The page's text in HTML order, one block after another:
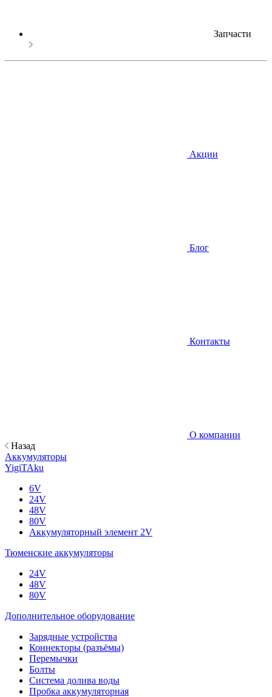
Запчасти
Акции
Блог
Контакты
О компании
Назад
Аккумуляторы
YigiTAku
6V
24V
48V
80V
Аккумуляторный элемент 2V
Тюменские аккумуляторы
24V
48V
80V
Дополнительное оборудование
Зарядные устройства
Коннекторы (разъёмы)
Перемычки
Болты
Система долива воды
Пробка аккумуляторная